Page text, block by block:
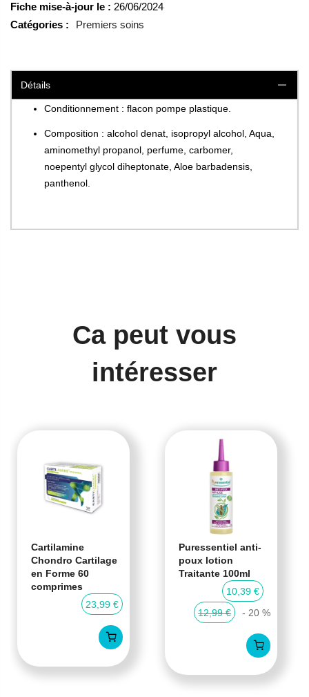
Fiche mise-à-jour le : 26/06/2024
Catégories :
Premiers soins
Détails
Conditionnement : flacon pompe plastique.
Composition : alcohol denat, isopropyl alcohol, Aqua,
aminomethyl propanol, perfume, carbomer,
noepentyl glycol diheptonate, Aloe barbadensis,
panthenol.
Ca peut vous
intéresser
Cartilamine
Chondro Cartilage
en Forme 60
comprimes
23,99 €
Puressentiel anti-
poux lotion
Traitante 100ml
10,39 €
12,99 €
- 20 %